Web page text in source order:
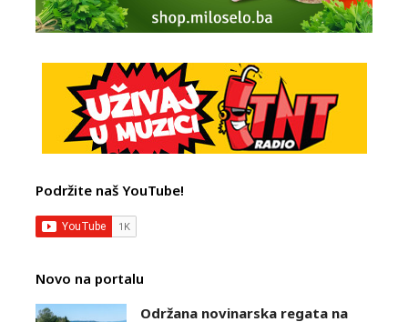
Podržite naš YouTube!
Novo na portalu
Održana novinarska regata na